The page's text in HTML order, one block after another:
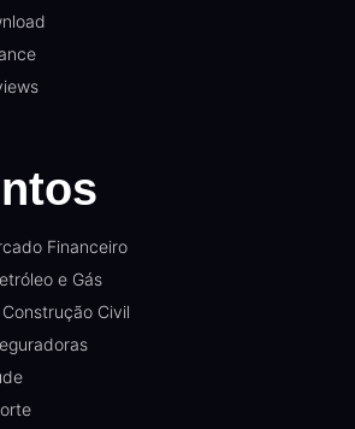
Financeiro
e Gás
Civil